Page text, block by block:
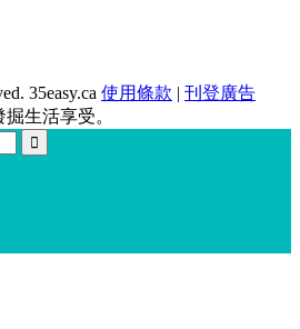
35easy.ca 使用條款 | 刊登廣告
生活享受。